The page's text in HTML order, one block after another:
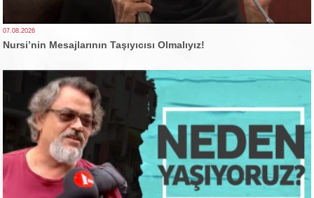
07.08.2026
Nursi’nin Mesajlarının Taşıyıcısı Olmalıyız!